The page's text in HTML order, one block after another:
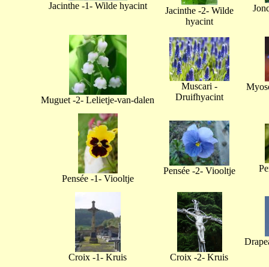
Jacinthe -1- Wilde hyacint
Jacinthe -2- Wilde
hyacint
Muguet -2- Lelietje-van-dalen
Muscari -
Druifhyacint
Pensée -1- Viooltje
Pensée -2- Viooltje
Croix -1- Kruis Croix -2- Kruis